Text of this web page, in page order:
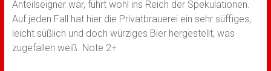
Anteilseigner war, führt wohl ins Reich der Spekulationen.
Auf jeden Fall hat hier die Privatbrauerei ein sehr süffiges,
leicht süßlich und doch würziges Bier hergestellt, was
zugefallen weiß. Note 2+